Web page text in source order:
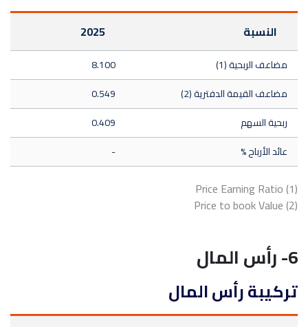
النسبة 2025
مضاعف الربحية (1)
8.100
مضاعف القيمة الدفترية (2)
0.549
ربحية السهم
0.409
عائد الأرباح %
-
(1) Price Earning Ratio
(2) Price to book Value
6- رأس المال
تركيبة رأس المال